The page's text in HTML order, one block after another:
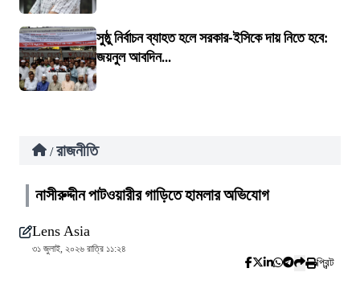
সুষ্ঠু নির্বাচন ব্যাহত হলে সরকার-ইসিকে দায় নিতে হবে:
জয়নুল আবদিন...
/ রাজনীতি
নাসীরুদ্দীন পাটওয়ারীর গাড়িতে হামলার অভিযোগ
Lens Asia
৩১ জুলাই, ২০২৬ রাত্রি ১১:২৪
প্রিন্ট